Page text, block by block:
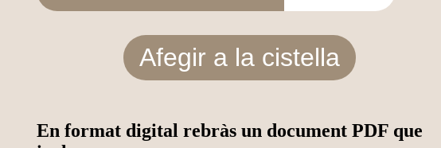
En format digital rebràs un document PDF que
Afegir a la cistella